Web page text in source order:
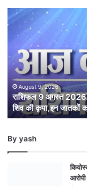
राशिफल
9
अगस्त
:सावन
एकादशी
दिन
बरसेगी
नारायण
और
की
August 9, 2026
राशिफल 9 अगस्त 2026
शिव की कृपा,इन जातकों
By yash